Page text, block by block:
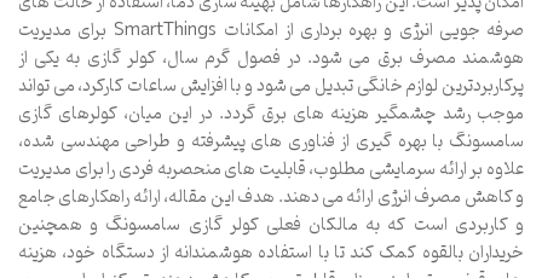
صرفه جویی انرژی و بهره برداری از امکانات SmartThings برای مدیریت
هوشمند مصرف برق می شود. در فصول گرم سال، کولر گازی به یکی از
پرکاربردترین لوازم خانگی تبدیل می شود و با افزایش ساعات کارکرد، می تواند
موجب رشد چشمگیر هزینه های برق گردد. در این میان، کولرهای گازی
سامسونگ با بهره گیری از فناوری های پیشرفته و طراحی مهندسی شده،
علاوه بر ارائه سرمایشی مطلوب، قابلیت های منحصربه فردی را برای مدیریت
و کاهش مصرف انرژی ارائه می دهند. هدف این مقاله، ارائه راهکارهای جامع
و کاربردی است که به مالکان فعلی کولر گازی سامسونگ و همچنین
خریداران بالقوه کمک کند تا با استفاده هوشمندانه از دستگاه خود، هزینه